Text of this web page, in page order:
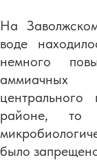
На
воде
немного
аммиачных
районе, то
было